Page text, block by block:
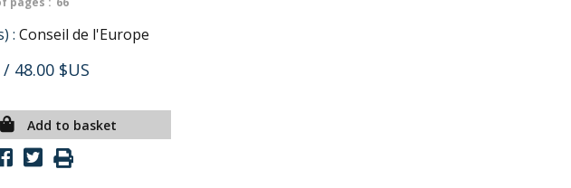
: Conseil de l'Europe
/ 48.00 $US
Add to basket